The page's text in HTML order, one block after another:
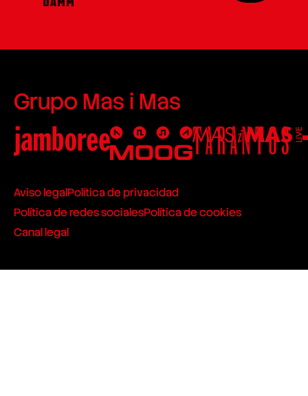
Grupo Mas i Mas
Aviso legalPolítica de privacidad
Política de redes socialesPolítica de cookies
Canal legal